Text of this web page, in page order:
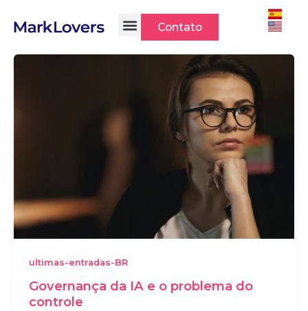
para
conteúdo
Contato
ultimas-entradas-BR
Governança da IA e o problema do
controle